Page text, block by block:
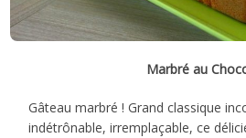
Marbré au
Gâteau marbré ! Grand classique
indétrônable, irremplaçable, ce